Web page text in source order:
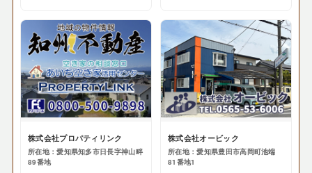
株式会社プロパティリンク
所在地：愛知県知多市日長字神山畔
89番地
株式会社オービック
所在地：愛知県豊田市高岡町池端
81番地1